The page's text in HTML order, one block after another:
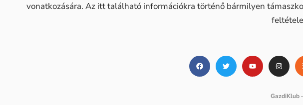
vonatkozására. Az itt található információkra történő bármilyen
GazdiKlub